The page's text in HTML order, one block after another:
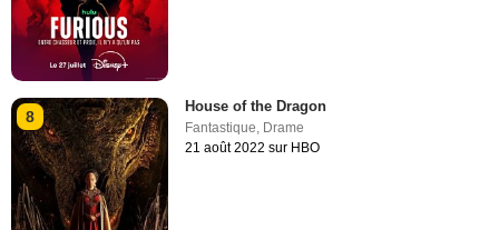
8
House of the Dragon
Fantastique, Drame
21 août 2022 sur HBO